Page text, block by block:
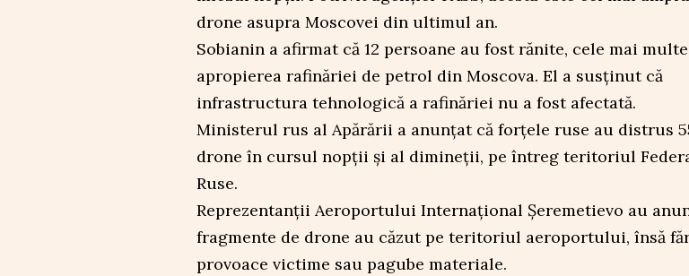
drone asupra Moscovei din ultimul an.
Sobianin a afirmat că 12 persoane au fost rănite, cele mai
apropierea rafinăriei de petrol din Moscova. El a susținut că
infrastructura tehnologică a rafinăriei nu a fost afectată.
Ministerul rus al Apărării a anunțat că forțele ruse au distrus
drone în cursul nopții și al dimineții, pe întreg teritoriul
Ruse.
Reprezentanții Aeroportului Internațional Șeremetievo au
fragmente de drone au căzut pe teritoriul aeroportului, însă
provoace victime sau pagube materiale.